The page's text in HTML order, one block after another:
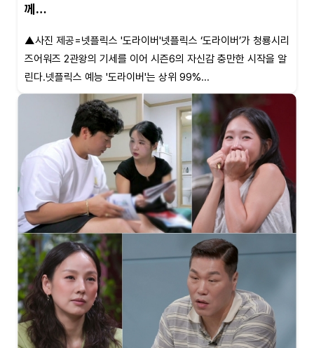
께…
▲사진 제공=넷플릭스 '도라이버'넷플릭스 ‘도라이버’가 청룡시리
즈어워즈 2관왕의 기세를 이어 시즌6의 자신감 충만한 시작을 알
린다.넷플릭스 예능 '도라이버'는 상위 99%...